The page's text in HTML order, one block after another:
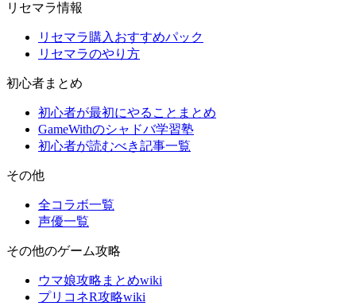
リセマラ情報
リセマラ購入おすすめパック
リセマラのやり方
初心者まとめ
初心者が最初にやることまとめ
GameWithのシャドバ学習塾
初心者が読むべき記事一覧
その他
全コラボ一覧
声優一覧
その他のゲーム攻略
ウマ娘攻略まとめwiki
プリコネR攻略wiki